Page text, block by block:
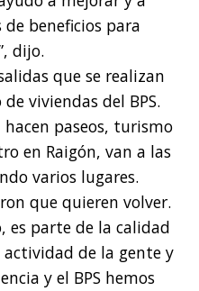
beneficios para
dijo.
que se realizan
viviendas del BPS.
paseos, turismo
en Raigón, van a las
varios lugares.
que quieren volver.
es parte de la calidad
de la gente y
y el BPS hemos